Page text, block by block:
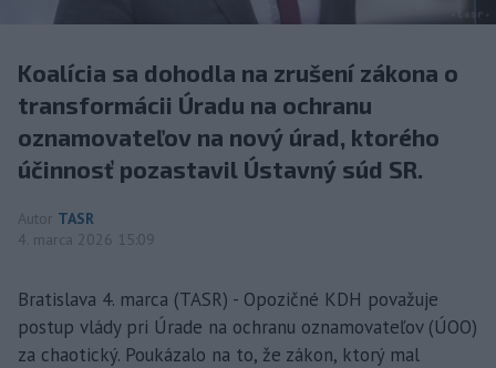
Koalícia sa dohodla na zrušení zákona o
transformácii Úradu na ochranu
oznamovateľov na nový úrad, ktorého
účinnosť pozastavil Ústavný súd SR.
Autor TASR
4. marca 2026 15:09
Bratislava 4. marca (TASR) - Opozičné KDH považuje
postup vlády pri Úrade na ochranu oznamovateľov (ÚOO)
za chaotický. Poukázalo na to, že zákon, ktorý mal